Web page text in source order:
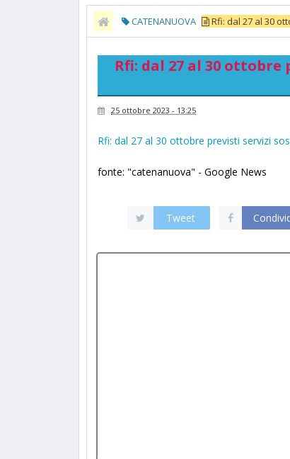
CATENANUOVA Rfi: dal 27 al 30
Rfi: dal 27 al 30
25 ottobre 2023 - 13:25
Rfi: dal 27 al 30 ottobre previsti servizi
fonte: "catenanuova" - Google News
Tweet